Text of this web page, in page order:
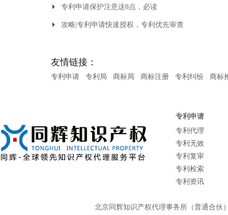
专利申请保护注意这8点，必读
攻略|专利申请快速授权，专利优先审查
友情链接：
专利申请 专利局 商标局 商标注册 专利纠纷 商标
专利申请
专利代理
专利无效
专利复审
专利检索
专利资讯
北京同辉知识产权代理事务所（普通合